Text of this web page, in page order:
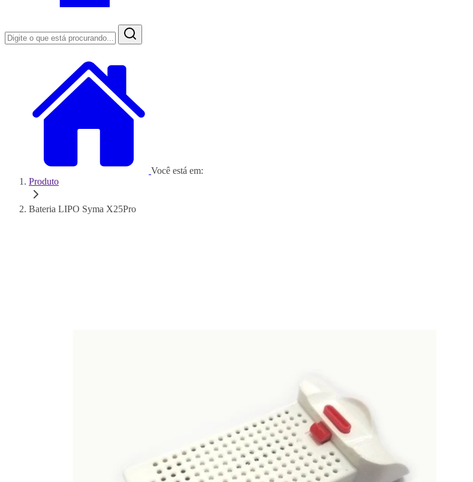
Você está em:
Produto
Bateria LIPO Syma X25Pro